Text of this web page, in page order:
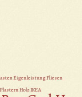
EigenleistungFliesen
HolzIKEA